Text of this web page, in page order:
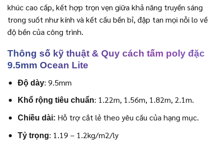
khúc cao cấp, kết hợp trọn vẹn giữa khả năng truyền sáng
trong suốt như kính và kết cấu bền bỉ, đập tan mọi nỗi lo về
độ bền của công trình.
Thông số kỹ thuật & Quy cách tấm poly đặc
9.5mm Ocean Lite
Độ dày: 9.5mm
Khổ rộng tiêu chuẩn: 1.22m, 1.56m, 1.82m, 2.1m.
Chiều dài: Hỗ trợ cắt lẻ theo yêu cầu của hạng mục.
Tỷ trọng: 1.19 – 1.2kg/m2/ly